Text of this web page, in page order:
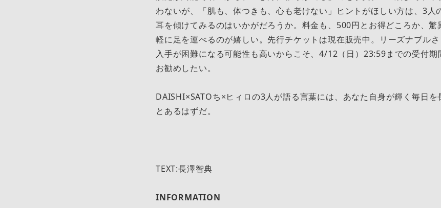
わないが、「肌も、体つきも、心も老けない」ヒントがほしい方は、3人
耳を傾けてみるのはいかがだろうか。料金も、500円とお得どころか、
軽に足を運べるのが嬉しい。先行チケットは現在販売中。リーズナブル
入手が困難になる可能性も高いからこそ、4/12（日）23:59までの受付期
お勧めしたい。
DAISHI×SATOち×ヒィロの3人が語る言葉には、あなた自身が輝く毎日を
とあるはずだ。
TEXT:長澤智典
INFORMATION